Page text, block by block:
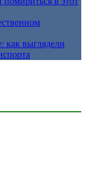
как выглядели